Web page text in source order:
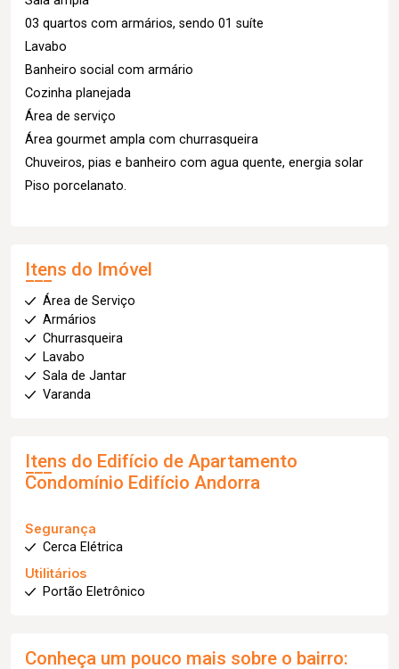
03 quartos com armários, sendo 01 suíte
Lavabo
Banheiro social com armário
Cozinha planejada
Área de serviço
Área gourmet ampla com churrasqueira
Chuveiros, pias e banheiro com agua quente, energia solar
Piso porcelanato.
Itens do Imóvel
Área de Serviço
Armários
Churrasqueira
Lavabo
Sala de Jantar
Varanda
Itens do Edifício de Apartamento
Condomínio Edifício Andorra
Segurança
Cerca Elétrica
Utilitários
Portão Eletrônico
Conheça um pouco mais sobre o bairro: